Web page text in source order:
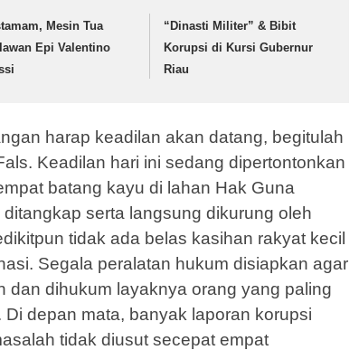
Mesin Tua
Epi Valentino
“Dinasti Militer” & Bibit
Korupsi di Kursi Gubernur
Riau
harap keadilan akan datang, begitulah
Keadilan hari ini sedang dipertontonkan
batang kayu di lahan Hak Guna
serta langsung dikurung oleh
tidak ada belas kasihan rakyat kecil
Segala peralatan hukum disiapkan agar
dan dihukum layaknya orang yang paling
depan mata, banyak laporan korupsi
tidak diusut secepat empat